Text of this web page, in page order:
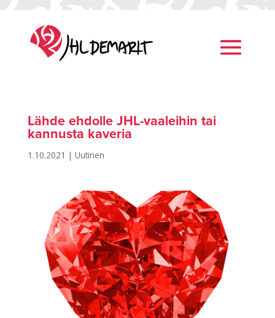
Lähde ehdolle JHL-vaaleihin tai
kannusta kaveria
1.10.2021 | Uutinen